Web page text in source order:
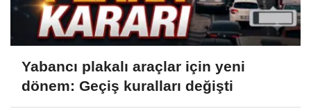
Yabancı plakalı araçlar için yeni
dönem: Geçiş kuralları değişti